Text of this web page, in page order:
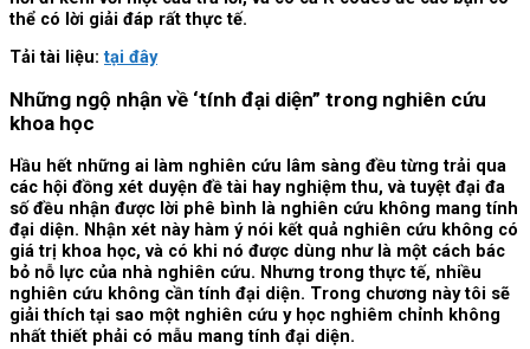
thể có lời giải đáp rất thực tế.
Tải tài liệu:tại đây
Những ngộ nhận về ‘tính đại diện” trong nghiên cứu
khoa học
Hầu hết những ai làm nghiên cứu lâm sàng đều từng trải qua
các hội đồng xét duyện đề tài hay nghiệm thu, và tuyệt đại đa
số đều nhận được lời phê bình là nghiên cứu không mang tính
đại diện. Nhận xét này hàm ý nói kết quả nghiên cứu không có
giá trị khoa học, và có khi nó được dùng như là một cách bác
bỏ nỗ lực của nhà nghiên cứu. Nhưng trong thực tế, nhiều
nghiên cứu không cần tính đại diện. Trong chương này tôi sẽ
giải thích tại sao một nghiên cứu y học nghiêm chỉnh không
nhất thiết phải có mẫu mang tính đại diện.